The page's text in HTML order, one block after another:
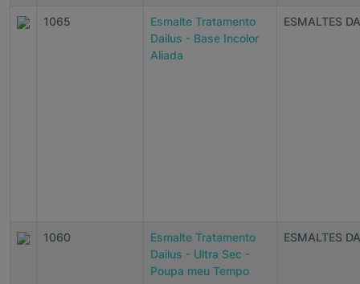
1065
Esmalte Tratamento
Dailus - Base Incolor
Aliada
ESMALTES
1060
Esmalte Tratamento
Dailus - Ultra Sec -
Poupa meu Tempo
ESMALTES